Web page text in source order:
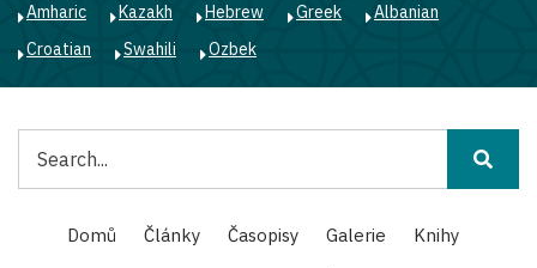
Amharic
Kazakh Hebrew Greek
Albanian
Croatian
Swahili Ozbek
Main
navigation
Domů Články Časopisy Galerie
Knihy